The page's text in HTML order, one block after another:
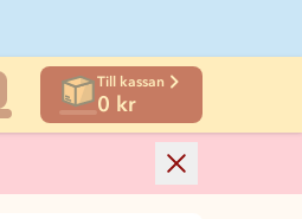
Till kassan
0 kr